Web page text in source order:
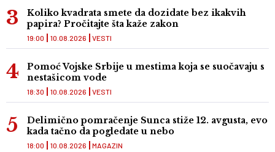
Koliko kvadrata smete da dozidate bez ikakvih
papira? Pročitajte šta kaže zakon
VESTI
19:00 10.08.2026
Pomoć Vojske Srbije u mestima koja se suočavaju s
nestašicom vode
VESTI
18:30 10.08.2026
Delimično pomračenje Sunca stiže 12. avgusta, evo
kada tačno da pogledate u nebo
MAGAZIN
18:00 10.08.2026